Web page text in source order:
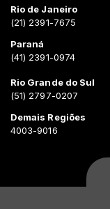
Rio de Janeiro
(21) 2391-7675
Paraná
(41) 2391-0974
Rio Grande do Sul
(51) 2797-0207
Demais Regiões
4003-9016